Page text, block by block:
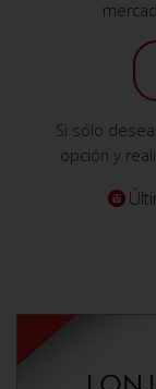
Si sólo
opción y